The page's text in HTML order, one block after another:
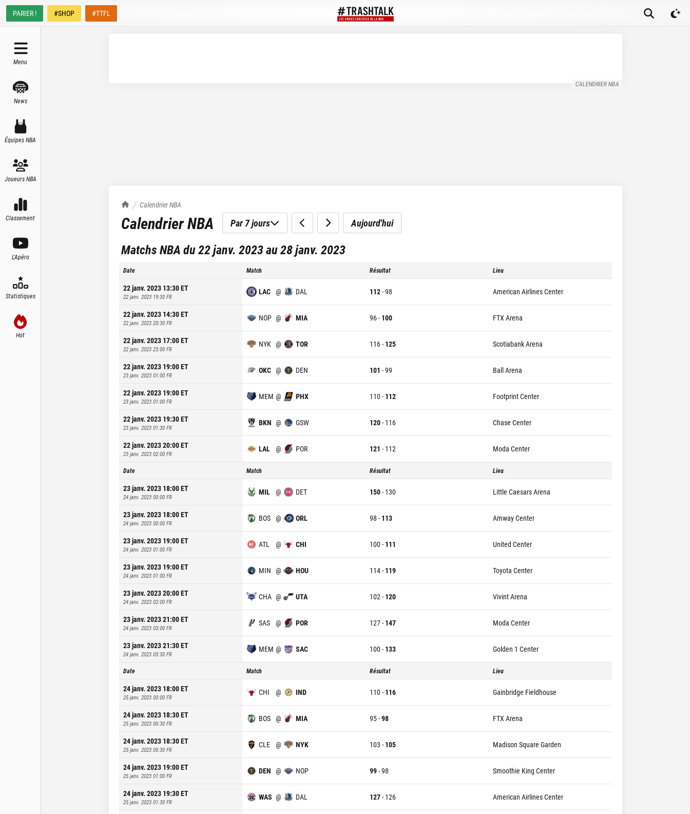
PARIER ! #SHOP #TTFL
Menu
News
Équipes NBA
Joueurs NBA
Classement
L'Apéro
Statistiques
Hot
CALENDRIER NBA
TrashTalk Actu NBA
Calendrier NBA
Calendrier NBA Par 7 jours Aujourd'hui
Matchs NBA du 22 janv. 2023 au 28 janv. 2023
Date Match Résultat Lieu
22 janv. 2023 13:30ET
22 janv. 2023 19:30 FR
LAC @ DAL 112-98 American Airlines Center
22 janv. 2023 14:30ET
22 janv. 2023 20:30 FR
NOP @ MIA 96- 100 FTX Arena
22 janv. 2023 17:00ET
22 janv. 2023 23:00 FR
NYK @ TOR 116- 125 Scotiabank Arena
22 janv. 2023 19:00ET
23 janv. 2023 01:00 FR
OKC @ DEN 101 -99 Ball Arena
22 janv. 2023 19:00ET
23 janv. 2023 01:00 FR
MEM @ PHX 110- 112 Footprint Center
22 janv. 2023 19:30ET
23 janv. 2023 01:30 FR
BKN @ GSW 120- 116 Chase Center
22 janv. 2023 20:00ET
23 janv. 2023 02:00 FR
LAL @ POR 121 - 112 Moda Center
Date Match Résultat Lieu
23 janv. 2023 18:00ET
24 janv. 2023 00:00 FR
MIL @ DET 150- 130 Little Caesars Arena
23 janv. 2023 18:00ET
24 janv. 2023 00:00 FR
BOS @ ORL 98 - 113 Amway Center
23 janv. 2023 19:00ET
24 janv. 2023 01:00 FR
ATL @ CHI 100- 111 United Center
23 janv. 2023 19:00ET
24 janv. 2023 01:00 FR
MIN @ HOU 114- 119 Toyota Center
23 janv. 2023 20:00ET
24 janv. 2023 02:00 FR
CHA @ UTA 102- 120 Vivint Arena
23 janv. 2023 21:00ET
24 janv. 2023 03:00 FR
SAS @ POR 127- 147 Moda Center
23 janv. 2023 21:30ET
24 janv. 2023 03:30 FR
MEM @ SAC 100- 133 Golden 1 Center
Date Match Résultat Lieu
24 janv. 2023 18:00ET
25 janv. 2023 00:00 FR
CHI @ IND 110- 116 Gainbridge Fieldhouse
24 janv. 2023 18:30ET
25 janv. 2023 00:30 FR
BOS @ MIA 95-98 FTX Arena
24 janv. 2023 18:30ET
25 janv. 2023 00:30 FR
CLE @ NYK 103 - 105 Madison Square Garden
24 janv. 2023 19:00ET
25 janv. 2023 01:00 FR
DEN @ NOP 99-98 Smoothie King Center
24 janv. 2023 19:30ET
25 janv. 2023 01:30 FR
WAS @ DAL 127- 126 American Airlines Center